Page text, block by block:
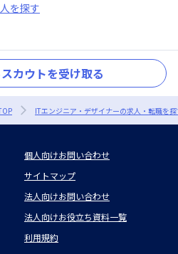
を探す
カウトを受け取る
ITエンジニア・デザイナーの求人・転職を
個人向けお問い合わせ
サイトマップ
法人向けお問い合わせ
法人向けお役立ち資料一覧
利用規約